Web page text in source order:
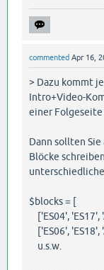
commented Apr 16,
> Dazu kommt
Intro+Video-
einer Folgeseite
Dann sollten
Blöcke
$blocks = [
['ES04', 'ES17',
['ES06', 'ES18',
u.s.w.